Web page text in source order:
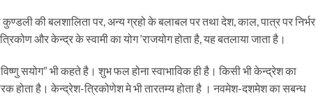
की बलशालिता पर, अन्य ग्रहो के बलाबल पर तथा देश, काल, पात्र पर निर्भर
और केन्द्र के स्वामी का योग ‘राजयोग होता है, यह बतलाया जाता है।
सयोग” भी कहते है। शुभ फल होना स्वाभाविक ही है। किसी भी केन्द्रेश का
होता है। केन्द्रेश-त्रिकोणेश मे भी तारतम्य होता है । नवमेश-दशमेश का सबन्ध